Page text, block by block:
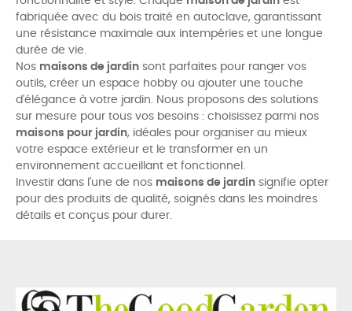
fabriquée avec du bois traité en autoclave, garantissant
une résistance maximale aux intempéries et une longue
durée de vie.
Nos maisons de jardin sont parfaites pour ranger vos
outils, créer un espace hobby ou ajouter une touche
d'élégance à votre jardin. Nous proposons des solutions
sur mesure pour tous vos besoins : choisissez parmi nos
maisons pour jardin, idéales pour organiser au mieux
votre espace extérieur et le transformer en un
environnement accueillant et fonctionnel.
Investir dans l'une de nos maisons de jardin signifie opter
pour des produits de qualité, soignés dans les moindres
détails et conçus pour durer.